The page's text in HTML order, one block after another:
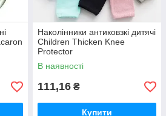
Наколінники антиковзкі дитячі
Children Thicken Knee
Protector
В наявності
111,16 ₴
Купити